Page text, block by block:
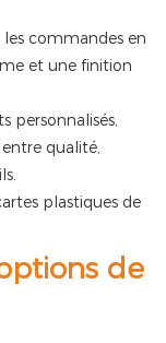
commandes en
et une finition
personnalisés,
qualité,
de